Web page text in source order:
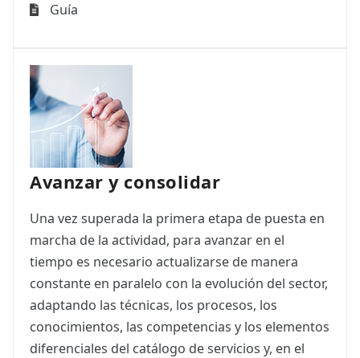
Guía
Avanzar y consolidar
Una vez superada la primera etapa de puesta en
marcha de la actividad, para avanzar en el
tiempo es necesario actualizarse de manera
constante en paralelo con la evolución del sector,
adaptando las técnicas, los procesos, los
conocimientos, las competencias y los elementos
diferenciales del catálogo de servicios y, en el